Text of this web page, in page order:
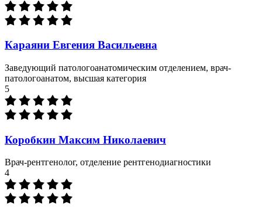
Караяни Евгения Васильевна
Заведующий патологоанатомическим отделением, врач-
патологоанатом, высшая категория
5
Коробкин Максим Николаевич
Врач-рентгенолог, отделение рентгенодиагностики
4